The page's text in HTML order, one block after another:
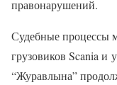
правонарушений.
Судебные процессы
грузовиков Scania и
“Журавлына”